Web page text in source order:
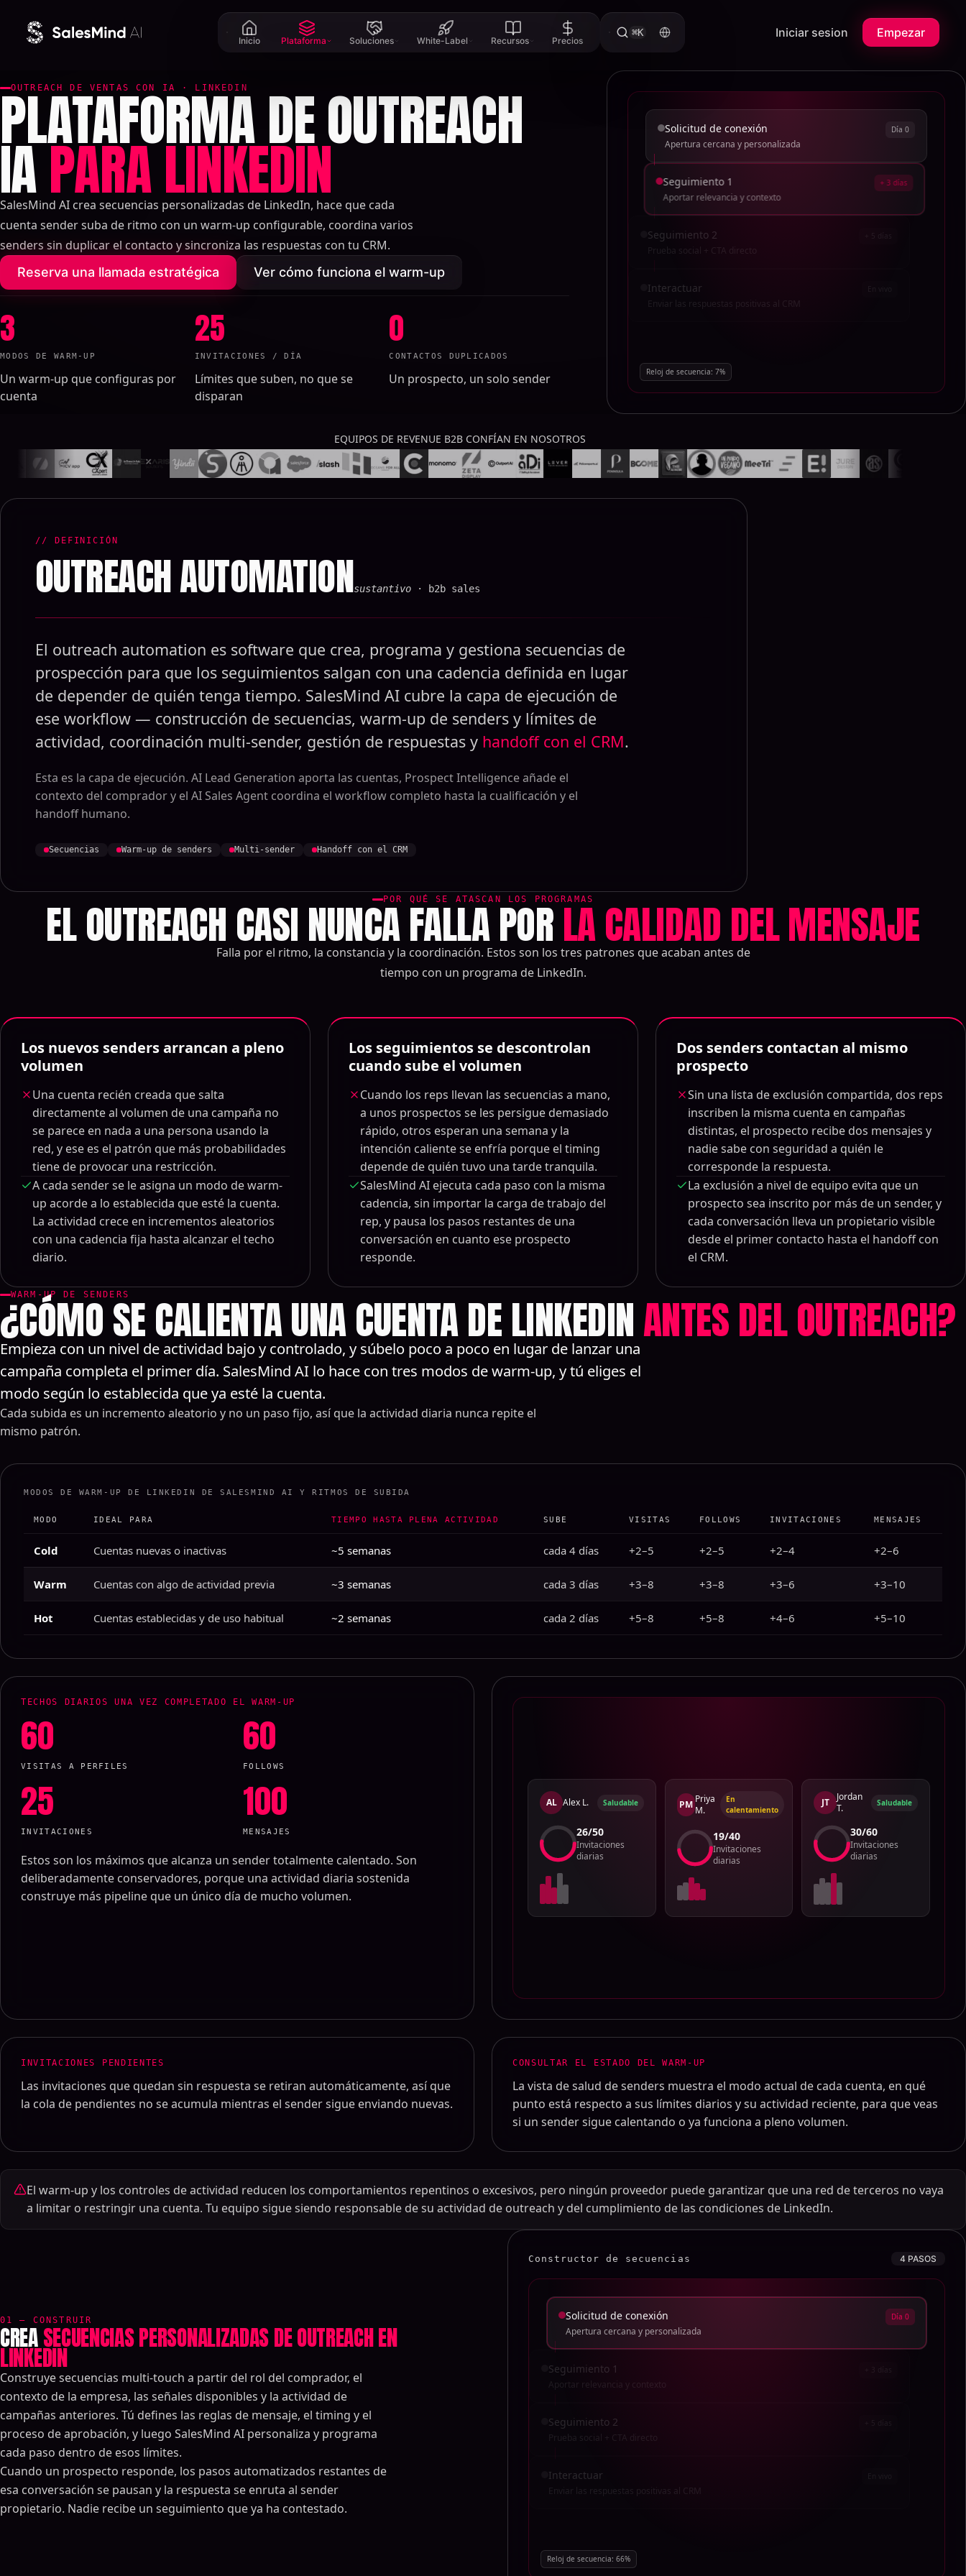
Inicio Plataforma Soluciones White-Label Recursos Precios
⌘K Iniciar sesion Empezar
OUTREACH DE VENTAS CON IA · LINKEDIN
PLATAFORMA DE OUTREACH
IAPARA LINKEDIN
SalesMind AI crea secuencias personalizadas de LinkedIn, hace que cada
cuenta sender suba de ritmo con un warm-up configurable, coordina varios
senders sin duplicar el contacto y sincroniza las respuestas con tu CRM.
Reserva una llamada estratégica Ver cómo funciona el warm-up
3
MODOS DE WARM-UP
Un warm-up que configuras por
cuenta
25
INVITACIONES / DÍA
Límites que suben, no que se
disparan
0
CONTACTOS DUPLICADOS
Un prospecto, un solo sender
Solicitud de conexión
Apertura cercana y personalizada
Día 0
Seguimiento 1
Aportar relevancia y contexto
+ 3 días
Seguimiento 2
Interactuar
Reloj de secuencia: 69%
EQUIPOS DE REVENUE B2B CONFÍAN EN NOSOTROS
// DEFINICIÓN
OUTREACH AUTOMATIONsustantivo · b2b sales
El outreach automation es software que crea, programa y gestiona secuencias de
prospección para que los seguimientos salgan con una cadencia definida en lugar
de depender de quién tenga tiempo. SalesMind AI cubre la capa de ejecución de
ese workflow — construcción de secuencias, warm-up de senders y límites de
actividad, coordinación multi-sender, gestión de respuestas y handoff con el CRM.
Esta es la capa de ejecución. AI Lead Generation aporta las cuentas, Prospect Intelligence añade el
contexto del comprador y el AI Sales Agent coordina el workflow completo hasta la cualificación y el
handoff humano.
Secuencias Warm-up de senders Multi-sender Handoff con el CRM
POR QUÉ SE ATASCAN LOS PROGRAMAS
EL OUTREACH CASI NUNCA FALLA PORLA CALIDAD DEL MENSAJE
Falla por el ritmo, la constancia y la coordinación. Estos son los tres patrones que acaban antes de
tiempo con un programa de LinkedIn.
Los nuevos senders arrancan a pleno
volumen
Una cuenta recién creada que salta
directamente al volumen de una campaña no
se parece en nada a una persona usando la
red, y ese es el patrón que más probabilidades
tiene de provocar una restricción.
A cada sender se le asigna un modo de warm-
up acorde a lo establecida que esté la cuenta.
La actividad crece en incrementos aleatorios
con una cadencia fija hasta alcanzar el techo
diario.
Los seguimientos se descontrolan
cuando sube el volumen
Cuando los reps llevan las secuencias a mano,
a unos prospectos se les persigue demasiado
rápido, otros esperan una semana y la
intención caliente se enfría porque el timing
depende de quién tuvo una tarde tranquila.
SalesMind AI ejecuta cada paso con la misma
cadencia, sin importar la carga de trabajo del
rep, y pausa los pasos restantes de una
conversación en cuanto ese prospecto
responde.
Dos senders contactan al mismo
prospecto
Sin una lista de exclusión compartida, dos reps
inscriben la misma cuenta en campañas
distintas, el prospecto recibe dos mensajes y
nadie sabe con seguridad a quién le
corresponde la respuesta.
La exclusión a nivel de equipo evita que un
prospecto sea inscrito por más de un sender, y
cada conversación lleva un propietario visible
desde el primer contacto hasta el handoff con
el CRM.
WARM-UP DE SENDERS
¿CÓMO SE CALIENTA UNA CUENTA DE LINKEDINANTES DEL OUTREACH?
Empieza con un nivel de actividad bajo y controlado, y súbelo poco a poco en lugar de lanzar una
campaña completa el primer día. SalesMind AI lo hace con tres modos de warm-up, y tú eliges el
modo según lo establecida que ya esté la cuenta.
Cada subida es un incremento aleatorio y no un paso fijo, así que la actividad diaria nunca repite el
mismo patrón.
MODOS DE WARM-UP DE LINKEDIN DE SALESMIND AI Y RITMOS DE SUBIDA
MODO IDEAL PARA TIEMPO HASTA PLENA ACTIVIDAD SUBE VISITAS FOLLOWS INVITACIONES MENSAJES
Cold Cuentas nuevas o inactivas ~5 semanas cada 4 días +2–5 +2–5 +2–4 +2–6
Warm Cuentas con algo de actividad previa ~3 semanas cada 3 días +3–8 +3–8 +3–6 +3–10
Hot Cuentas establecidas y de uso habitual ~2 semanas cada 2 días +5–8 +5–8 +4–6 +5–10
TECHOS DIARIOS UNA VEZ COMPLETADO EL WARM-UP
60
VISITAS A PERFILES
60
FOLLOWS
25
INVITACIONES
100
MENSAJES
Estos son los máximos que alcanza un sender totalmente calentado. Son
deliberadamente conservadores, porque una actividad diaria sostenida
construye más pipeline que un único día de mucho volumen.
AL Alex L. Saludable
24/50
Invitaciones
diarias
PMPriya
M.
En
calentamiento
15/40
Invitaciones
diarias
JT
Jordan
T.
Saludable
28/60
Invitaciones
diarias
INVITACIONES PENDIENTES
Las invitaciones que quedan sin respuesta se retiran automáticamente, así que
la cola de pendientes no se acumula mientras el sender sigue enviando nuevas.
CONSULTAR EL ESTADO DEL WARM-UP
La vista de salud de senders muestra el modo actual de cada cuenta, en qué
punto está respecto a sus límites diarios y su actividad reciente, para que veas
si un sender sigue calentando o ya funciona a pleno volumen.
El warm-up y los controles de actividad reducen los comportamientos repentinos o excesivos, pero ningún proveedor puede garantizar que una red de terceros no vaya
a limitar o restringir una cuenta. Tu equipo sigue siendo responsable de su actividad de outreach y del cumplimiento de las condiciones de LinkedIn.
01 — CONSTRUIR
CREASECUENCIAS PERSONALIZADAS DE OUTREACH EN
LINKEDIN
Construye secuencias multi-touch a partir del rol del comprador, el
contexto de la empresa, las señales disponibles y la actividad de
campañas anteriores. Tú defines las reglas de mensaje, el timing y el
proceso de aprobación, y luego SalesMind AI personaliza y programa
cada paso dentro de esos límites.
Cuando un prospecto responde, los pasos automatizados restantes de
esa conversación se pausan y la respuesta se enruta al sender
propietario. Nadie recibe un seguimiento que ya ha contestado.
Constructor de secuencias 4 PASOS
Solicitud de conexión
Apertura cercana y personalizada
Día 0
Seguimiento 1
Seguimiento 2
Interactuar
Reloj de secuencia: 28%